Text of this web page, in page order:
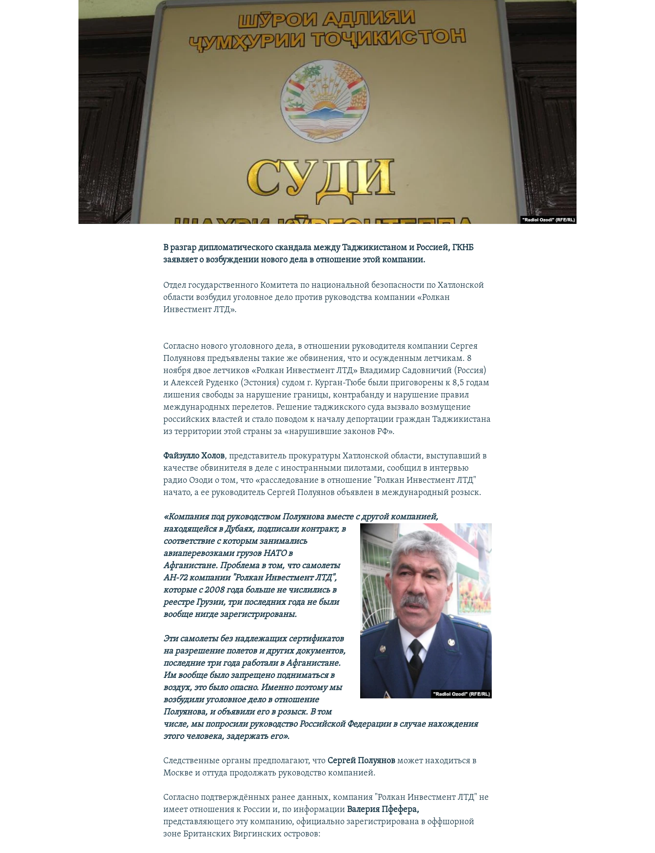
В разгар дипломатического скандала между Таджикистаном и Россией, ГКНБ
заявляет о возбуждении нового дела в отношение этой компании.
Отдел государственного Комитета по национальной безопасности по Хатлонской
области возбудил уголовное дело против руководства компании «Ролкан
Инвестмент ЛТД».
Согласно нового уголовного дела, в отношении руководителя компании Сергея
Полуяновя предъявлены такие же обвинения, что и осужденным летчикам. 8
ноября двое летчиков «Ролкан Инвестмент ЛТД» Владимир Садовничий (Россия)
и Алексей Руденко (Эстония) судом г. Курган-Тюбе были приговорены к 8,5 годам
лишения свободы за нарушение границы, контрабанду и нарушение правил
международных перелетов. Решение таджикского суда вызвало возмущение
российских властей и стало поводом к началу депортации граждан Таджикистана
из территории этой страны за «нарушившие законов РФ».
Файзулло Холов, представитель прокуратуры Хатлонской области, выступавший в
качестве обвинителя в деле с иностранными пилотами, сообщил в интервью
радио Озоди о том, что «расследование в отношение "Ролкан Инвестмент ЛТД"
начато, а ее руководитель Сергей Полуянов объявлен в международный розыск.
«Компания под руководством Полуянова вместе с другой компанией,
находящейся в Дубаях, подписали контракт, в
соответствие с которым занимались
авиаперевозками грузов НАТО в
Афганистане. Проблема в том, что самолеты
АН-72 компании "Ролкан Инвестмент ЛТД",
которые с 2008 года больше не числились в
реестре Грузии, три последних года не были
вообще нигде зарегистрированы.
Эти самолеты без надлежащих сертификатов
на разрешение полетов и других документов,
последние три года работали в Афганистане.
Им вообще было запрещено подниматься в
воздух, это было опасно. Именно поэтому мы
возбудили уголовное дело в отношение
Полуянова, и объявили его в розыск. В том
числе, мы попросили руководство Российской Федерации в случае нахождения
этого человека, задержать его».
Следственные органы предполагают, что Сергей Полуяновможет находиться в
Москве и оттуда продолжать руководство компанией.
Согласно подтверждённых ранее данных, компания "Ролкан Инвестмент ЛТД" не
имеет отношения к России и, по информацииВалерия Пфефера,
представляющего эту компанию, официально зарегистрирована в оффшорной
зоне Британских Виргинских островов: